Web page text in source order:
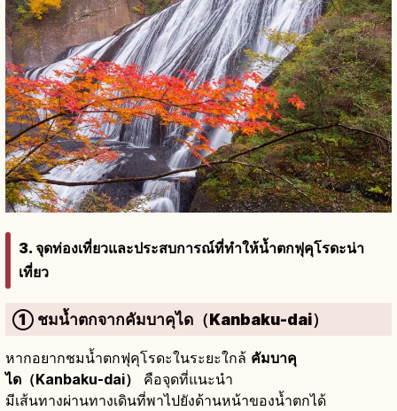
3. จุดท่องเที่ยวและประสบการณ์ที่ทำให้น้ำตกฟุคุโรดะน่า
เที่ยว
① ชมน้ำตกจากคัมบาคุได（Kanbaku-dai）
หากอยากชมน้ำตกฟุคุโรดะในระยะใกล้ คัมบาคุ
ได（Kanbaku-dai）
คือจุดที่แนะนำ
มีเส้นทางผ่านทางเดินที่พาไปยังด้านหน้าของน้ำตกได้